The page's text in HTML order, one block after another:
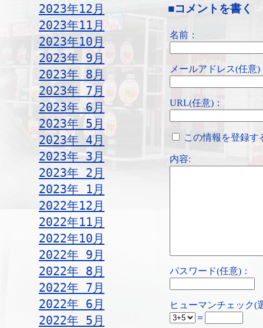
2023年12月
2023年11月
2023年10月
2023年 9月
2023年 8月
2023年 7月
2023年 6月
2023年 5月
2023年 4月
2023年 3月
2023年 2月
2023年 1月
2022年12月
2022年11月
2022年10月
2022年 9月
2022年 8月
2022年 7月
2022年 6月
2022年 5月
■コメントを書く
名前：
メールアドレス(任意)
URL(任意)：
この情報を登録す
内容:
パスワード(任意)：
ヒューマンチェック(
＝